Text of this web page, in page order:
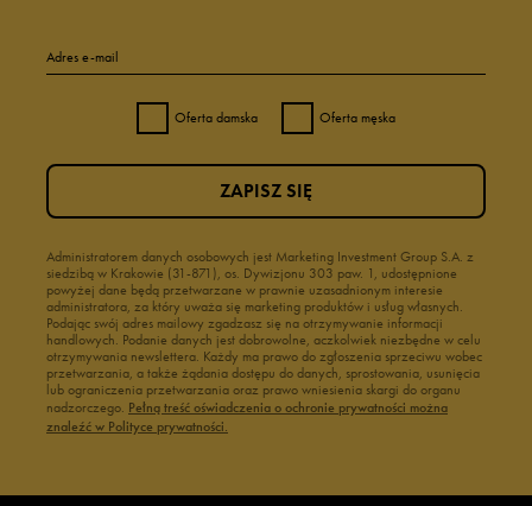
Adres e-mail
Oferta damska Oferta męska
Administratorem danych osobowych jest Marketing Investment Group S.A. z
siedzibą w Krakowie (31-871), os. Dywizjonu 303 paw. 1, udostępnione
powyżej dane będą przetwarzane w prawnie uzasadnionym interesie
administratora, za który uważa się marketing produktów i usług własnych.
Podając swój adres mailowy zgadzasz się na otrzymywanie informacji
handlowych. Podanie danych jest dobrowolne, aczkolwiek niezbędne w celu
otrzymywania newslettera. Każdy ma prawo do zgłoszenia sprzeciwu wobec
przetwarzania, a także żądania dostępu do danych, sprostowania, usunięcia
lub ograniczenia przetwarzania oraz prawo wniesienia skargi do organu
nadzorczego. Pełną treść oświadczenia o ochronie prywatności można
znaleźć w Polityce prywatności.
ZAPISZ SIĘ